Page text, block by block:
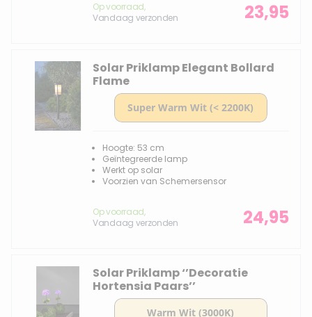
Op voorraad,
Vandaag verzonden
23,95
Solar Priklamp Elegant Bollard
Flame
Hoogte: 53 cm
Geïntegreerde lamp
Werkt op solar
Voorzien van Schemersensor
Op voorraad,
Vandaag verzonden
24,95
Solar Priklamp ‘’Decoratie
Hortensia Paars’’